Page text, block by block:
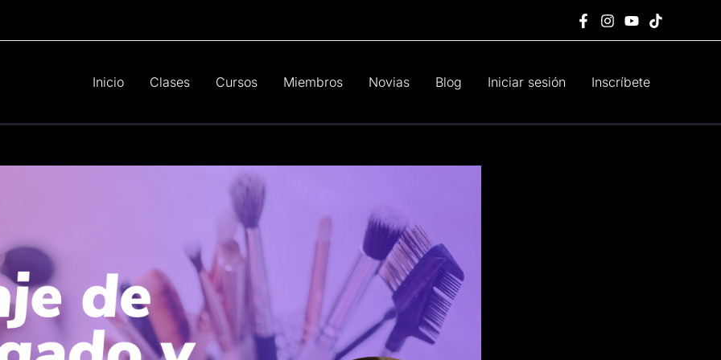
Inicio Clases Cursos Miembros Novias Blog Iniciar sesión Inscríbete